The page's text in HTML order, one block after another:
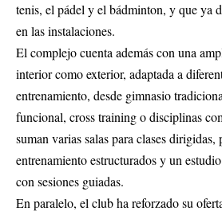
tenis, el pádel y el bádminton, y que ya
en las instalaciones.
El complejo cuenta además con una
interior como exterior, adaptada a
entrenamiento, desde gimnasio
funcional, cross training o disciplinas
suman varias salas para clases dirigidas,
entrenamiento estructurados y un
con sesiones guiadas.
En paralelo, el club ha reforzado su